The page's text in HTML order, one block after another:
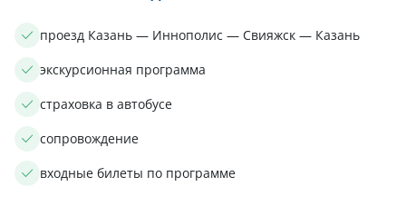
проезд Казань — Иннополис — Свияжск — Казань
экскурсионная программа
страховка в автобусе
сопровождение
входные билеты по программе